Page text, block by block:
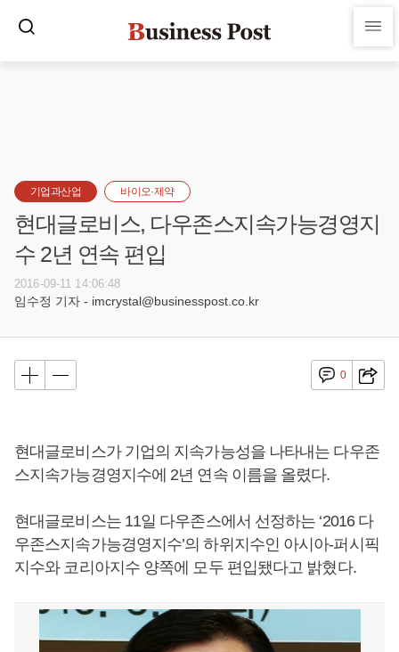
기업과산업 바이오·제약
현대글로비스, 다우존스지속가능경영지
수 2년 연속 편입
2016-09-11 14:06:48
임수정 기자 - imcrystal@businesspost.co.kr
0
현대글로비스가 기업의 지속가능성을 나타내는 다우존
스지속가능경영지수에 2년 연속 이름을 올렸다.
현대글로비스는 11일 다우존스에서 선정하는 ‘2016 다
우존스지속가능경영지수’의 하위지수인 아시아-퍼시픽
지수와 코리아지수 양쪽에 모두 편입됐다고 밝혔다.